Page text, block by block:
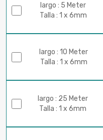
largo : 5 Meter
Talla : 1 x 6mm
largo : 10 Meter
Talla : 1 x 6mm
largo : 25 Meter
Talla : 1 x 6mm